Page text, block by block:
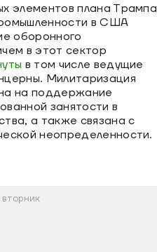
элементов плана Трампа
в США
оборонного
в этот сектор
в том числе ведущие
Милитаризация
на поддержание
занятости в
а также связана с
неопределенности.